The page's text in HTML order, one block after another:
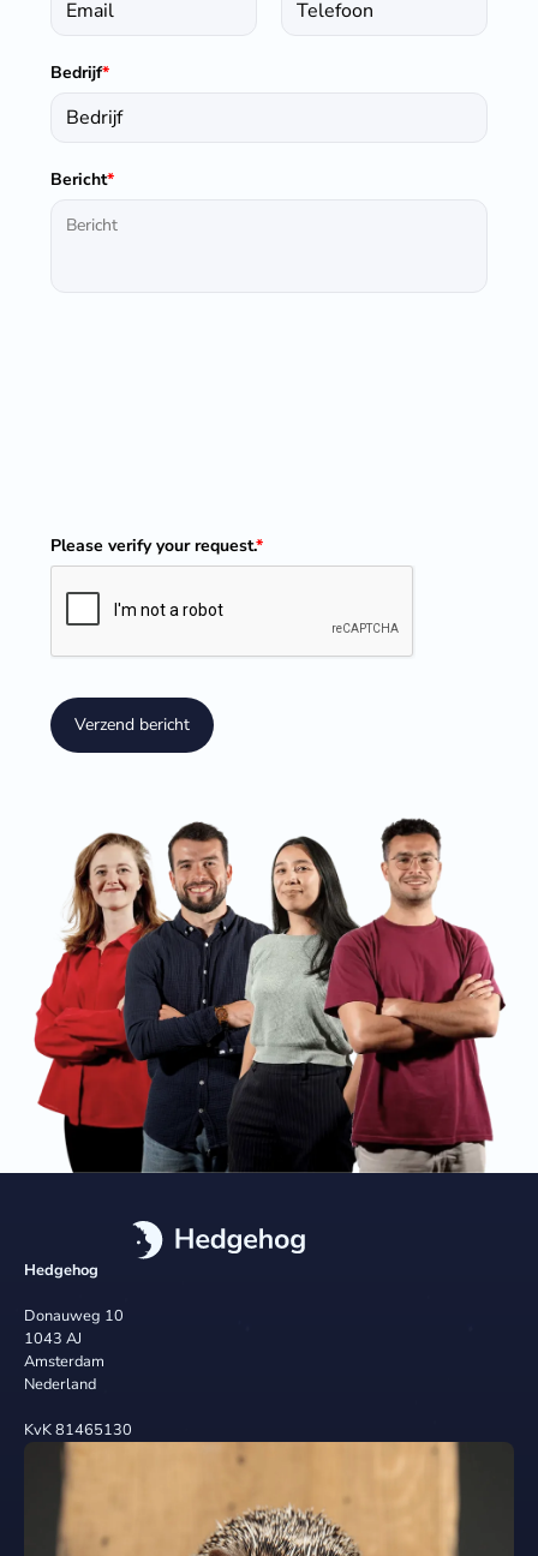
Bedrijf*
Bericht*
Please verify your request.*
Verzend bericht
Hedgehog
Donauweg 10
1043 AJ
Amsterdam
Nederland
KvK 81465130